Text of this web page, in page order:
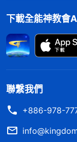
下載全能神教會
聯繫我們
+886-978-